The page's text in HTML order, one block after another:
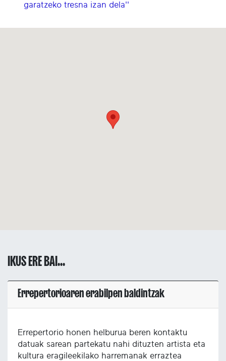
garatzeko tresna izan dela''
IKUS ERE BAI...
Errepertorioaren erabilpen baldintzak
Errepertorio honen helburua beren kontaktu
datuak sarean partekatu nahi dituzten artista eta
kultura eragileekilako harremanak erraztea